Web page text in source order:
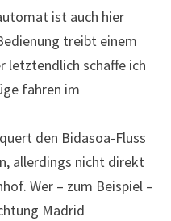
ist auch hier
treibt einem
letztendlich schaffe ich
fahren im
den Bidasoa-Fluss
allerdings nicht direkt
Wer – zum Beispiel –
Madrid